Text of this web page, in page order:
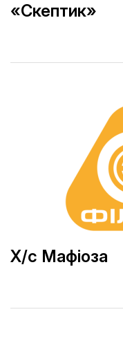
«Скептик»
Х/с Мафіоза